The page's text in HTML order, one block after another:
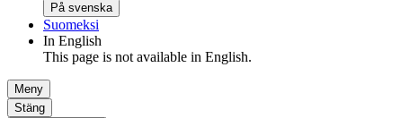
På svenska
Suomeksi
In English
This page is not available in English.
Meny
Stäng